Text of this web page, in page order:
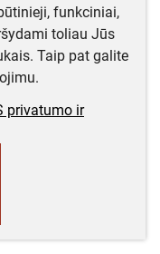
funkciniai,
toliau Jūs
Taip pat galite
privatumo ir